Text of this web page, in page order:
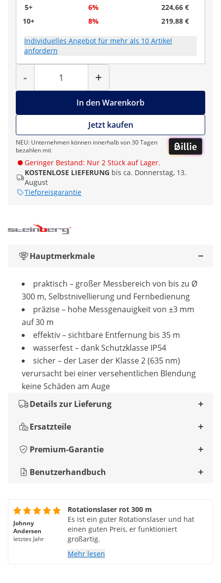
5+
6%
224,66 €
10+
8% 219,88 €
Individuelles Angebot für mehr als 10 Artikel
anfordern
-
Menge
+
In den Warenkorb
Jetzt kaufen
NEU: Unternehmen können innerhalb von 30 Tagen
bezahlen mit
Geringer Bestand: Nur 2 Stück auf Lager.
KOSTENLOSE LIEFERUNG bis ca. Donnerstag, 13.
August
Tiefpreisgarantie
Hauptmerkmale
praktisch – großer Messbereich von bis zu Ø
300 m, Selbstnivellierung und Fernbedienung
präzise – hohe Messgenauigkeit von ±3 mm
auf 30 m
effektiv – sichtbare Entfernung bis 35 m
wasserfest – dank Schutzklasse IP54
sicher – der Laser der Klasse 2 (635 nm)
verursacht bei einer versehentlichen Blendung
keine Schäden am Auge
Details zur Lieferung
Ersatzteile
Premium-Garantie
Benutzerhandbuch
Johnny
Andersen
letztes Jahr
Rotationslaser rot 300 m
Es ist ein guter Rotationslaser und hat
einen guten Preis, er funktioniert
großartig.
Mehr lesen